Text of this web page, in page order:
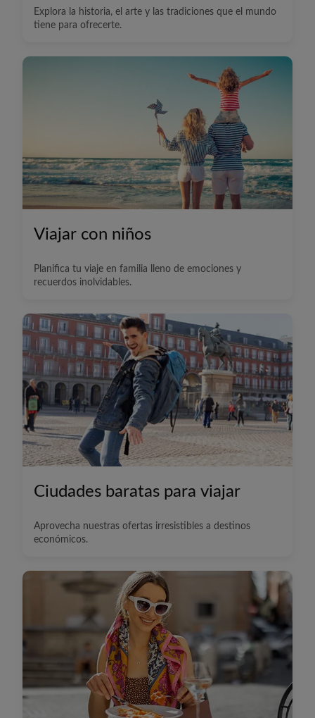
Explora la historia, el arte y las tradiciones que el mundo
tiene para ofrecerte.
Viajar con niños
Planifica tu viaje en familia lleno de emociones y
recuerdos inolvidables.
Ciudades baratas para viajar
Aprovecha nuestras ofertas irresistibles a destinos
económicos.